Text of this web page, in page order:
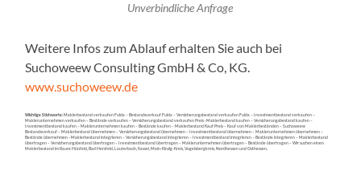
Unverbindliche Anfrage
Weitere Infos zum Ablauf erhalten Sie auch bei
Suchoweew Consulting GmbH & Co, KG.
www.suchoweew.de
Wichtige Stichworte:Maklerbestand verkaufen Fulda – Bestandsverkauf Fulda – Versicherungsbestand verkaufen Fulda – Investmentbestand verkaufen –
Maklerunternehmen verkaufen – Bestände verkaufen – Versicherungsbestand verkaufen Preis -Maklerbestand kaufen – Versicherungsbestand kaufen –
Investmentbestand kaufen – Maklerunternehmen kaufen – Bestände kaufen – Maklerbestand Kauf Preis – Kauf von Maklerbeständen – Suchoweew
Bestandsverkauf – Maklerbestand übernehmen – Versicherungsbestand übernehmen – Investmentbestand übernehmen – Maklerunternehmen übernehmen –
Bestände übernehmen –Maklerbestand integrieren – Versicherungsbestand integrieren – Investmentbestand integrieren – Bestände integrieren – Maklerbestand
übertragen – Versicherungsbestand übertragen – Investmentbestand übertragen – Maklerunternehmen übertragen – Bestände übertragen – Wir suchen einen
Maklerbestand im Raum: Hünfeld, Bad Hersfeld, Lauterbach, Kassel, Main-Kinzig-Kreis, Vogelsbergkreis, Nordhessen und Osthessen.